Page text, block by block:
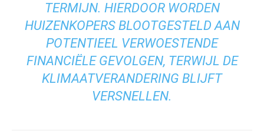
TERMIJN. HIERDOOR WORDEN
HUIZENKOPERS BLOOTGESTELD AAN
POTENTIEEL VERWOESTENDE
FINANCIËLE GEVOLGEN, TERWIJL DE
KLIMAATVERANDERING BLIJFT
VERSNELLEN.